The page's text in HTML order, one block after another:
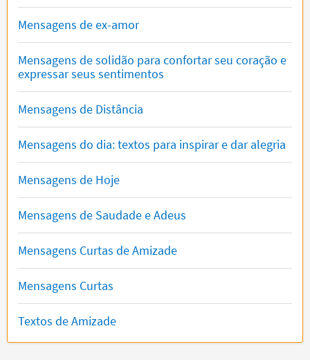
Mensagens de ex-amor
Mensagens de solidão para confortar seu coração e
expressar seus sentimentos
Mensagens de Distância
Mensagens do dia: textos para inspirar e dar alegria
Mensagens de Hoje
Mensagens de Saudade e Adeus
Mensagens Curtas de Amizade
Mensagens Curtas
Textos de Amizade